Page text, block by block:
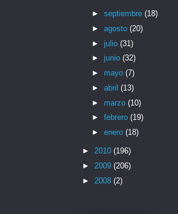
► septiembre (18)
► agosto (20)
► julio (31)
► junio (32)
► mayo (7)
► abril (13)
► marzo (10)
► febrero (19)
► enero (18)
► 2010 (196)
► 2009 (206)
► 2008 (2)